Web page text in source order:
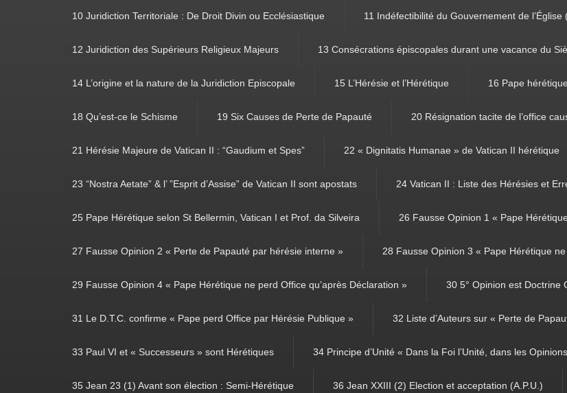
10 Juridiction Territoriale : De Droit Divin ou Ecclésiastique 11 Indéfectibilité du Gouvernement de
12 Juridiction des Supérieurs Religieux Majeurs 13 Consécrations épiscopales durant une vacance du
14 L’origine et la nature de la Juridiction Episcopale 15 L’Hérésie et l’Hérétique 16 Pape
18 Qu’est-ce le Schisme 19 Six Causes de Perte de Papauté 20 Résignation tacite de l’office
21 Hérésie Majeure de Vatican II : “Gaudium et Spes” 22 « Dignitatis Humanae » de Vatican II hérétique
23 “Nostra Aetate” & l’ ”Esprit d’Assise” de Vatican II sont apostats 24 Vatican II : Liste des Hérésies et
25 Pape Hérétique selon St Bellermin, Vatican I et Prof. da Silveira 26 Fausse Opinion 1 « Pape
27 Fausse Opinion 2 « Perte de Papauté par hérésie interne » 28 Fausse Opinion 3 « Pape Hérétique
29 Fausse Opinion 4 « Pape Hérétique ne perd Office qu’après Déclaration » 30 5° Opinion est Doctrine
31 Le D.T.C. confirme « Pape perd Office par Hérésie Publique » 32 Liste d’Auteurs sur « Perte de
33 Paul VI et « Successeurs » sont Hérétiques 34 Principe d’Unité « Dans la Foi l’Unité, dans les
35 Jean 23 (1) Avant son élection : Semi-Hérétique 36 Jean XXIII (2) Election et acceptation (A.P.U.)